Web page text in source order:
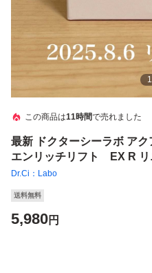
1
この商品は11時間で売れました
最新 ドクターシーラボ ア
エンリッチリフト EX R リ
Dr.Ci：Labo
送料無料
5,980円